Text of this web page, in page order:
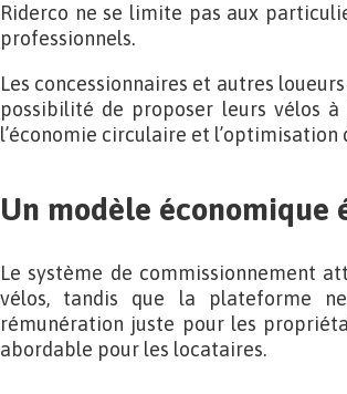
Riderco ne se limite pas aux
professionnels.
Les concessionnaires et autres
possibilité de proposer leurs vélos
l’économie circulaire et l’optimisation
Un modèle économique
Le système de commissionnement
vélos, tandis que la plateforme
rémunération juste pour les
abordable pour les locataires.